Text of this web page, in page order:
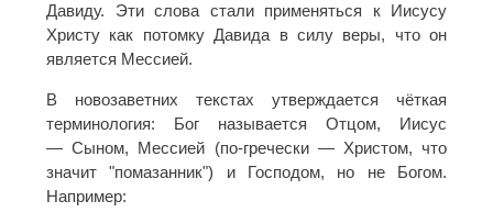
Давиду. Эти слова стали применяться к Иисусу
Христу как потомку Давида в силу веры, что он
является Мессией.
В новозаветних текстах утверждается чёткая
терминология: Бог называется Отцом, Иисус
— Сыном, Мессией (по-гречески — Христом, что
значит "помазанник") и Господом, но не Богом.
Например: